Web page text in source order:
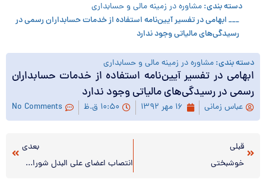
دسته بندی:مشاوره در زمینه مالی و حسابداری
___ ابهامی در تفسیر آیین‌نامه استفاده از خدمات حسابداران رسمی در
رسیدگی‌های مالیاتی وجود ندارد
دسته بندی:مشاوره در زمینه مالی و حسابداری
ابهامی در تفسیر آیین‌نامه استفاده از خدمات حسابداران
رسمی در رسیدگی‌های مالیاتی وجود ندارد
عباس زمانی ۱۶ مهر ۱۳۹۲ ۱۰:۵۰ ق.ظ No Comments
قبلی
خوشبختی
بعدی
انتصاب اعضای علی البدل شورای عالی جامعه حسابداران رسمی